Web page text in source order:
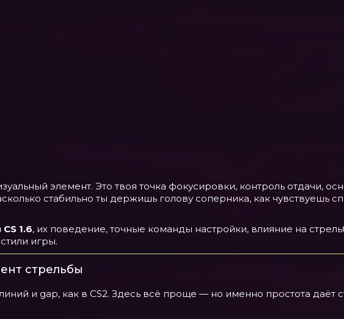
элемент. Это твоя точка фокусировки, контроль отдачи,
стабильно ты держишь голову соперника, как чувствуешь
1.6, их поведение, точные команды настройки, влияние на
игры.
стрельбы
и gap, как в CS2. Здесь всё проще — но именно простота даёт